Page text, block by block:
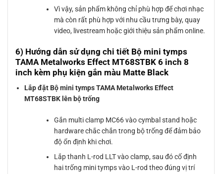
Vì vậy, sản phẩm không chỉ phù hợp để chơi nhạc
mà còn rất phù hợp với nhu cầu trưng bày, quay
video, livestream hoặc giới thiệu sản phẩm online.
6) Hướng dẫn sử dụng chi tiết Bộ mini tymps
TAMA Metalworks Effect MT68STBK 6 inch 8
inch kèm phụ kiện gắn màu Matte Black
Lắp đặt Bộ mini tymps TAMA Metalworks Effect
MT68STBK lên bộ trống
Gắn multi clamp MC66 vào cymbal stand hoặc
hardware chắc chắn trong bộ trống để đảm bảo
độ ổn định khi chơi.
Lắp thanh L-rod LLT vào clamp, sau đó cố định
hai trống mini tymps vào L-rod theo đúng vị trí